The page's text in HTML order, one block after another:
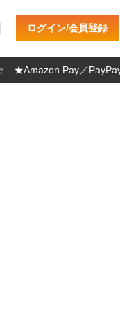
ログイン/会員登録
★Amazon Pay／